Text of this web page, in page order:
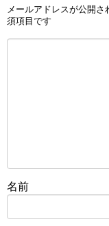
メールアドレスが公開さ
須項目です
名前